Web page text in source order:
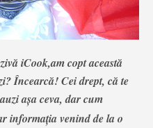
iCook,am copt această
Încearcă!Cei drept, că te
aşa ceva, dar cum
informaţia venind de la o